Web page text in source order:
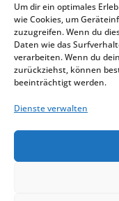
Um dir ein optimales
wie Cookies, um
zuzugreifen. Wenn du
Daten wie das
verarbeiten. Wenn du
zurückziehst, können
beeinträchtigt werden.
Dienste verwalten
Tel:+43 1 925 77
Mail:
Startseite
Kontakt
Impressum